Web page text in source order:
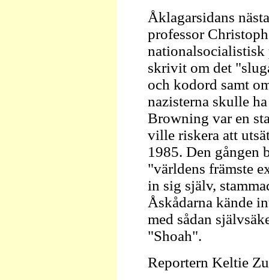
Åklagarsidans
professor
skrivit om det
och kodord samt
nazisterna skulle
Browning var en
ville riskera att
1985. Den gången
"världens främste
in sig själv,
Åskådarna kände
med sådan
"Shoah".
Reportern Keltie